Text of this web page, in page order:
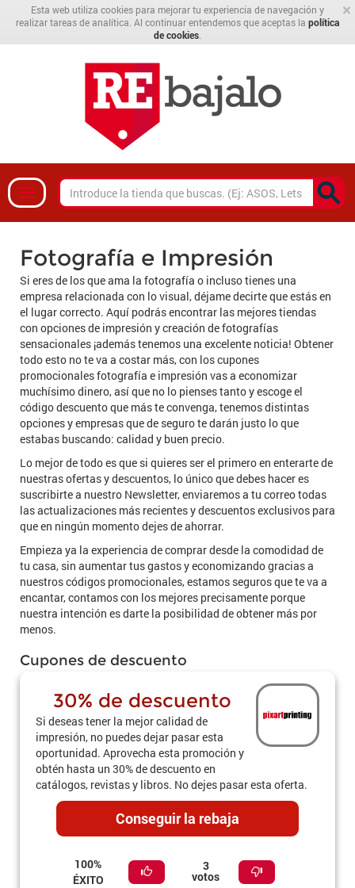
×
Esta web utiliza cookies para mejorar tu experiencia de navegación y
realizar tareas de analítica. Al continuar entendemos que aceptas la política
de cookies
Fotografía e Impresión
Si eres de los que ama la fotografía o incluso tienes una
empresa relacionada con lo visual, déjame decirte que estás en
el lugar correcto. Aquí podrás encontrar las mejores tiendas
con opciones de impresión y creación de fotografías
sensacionales ¡además tenemos una excelente noticia! Obtener
todo esto no te va a costar más, con los cupones
promocionales fotografía e impresión vas a economizar
muchísimo dinero, así que no lo pienses tanto y escoge el
código descuento que más te convenga, tenemos distintas
opciones y empresas que de seguro te darán justo lo que
estabas buscando: calidad y buen precio.
Lo mejor de todo es que si quieres ser el primero en enterarte de
nuestras ofertas y descuentos, lo único que debes hacer es
suscribirte a nuestro Newsletter, enviaremos a tu correo todas
las actualizaciones más recientes y descuentos exclusivos para
que en ningún momento dejes de ahorrar.
Empieza ya la experiencia de comprar desde la comodidad de
tu casa, sin aumentar tus gastos y economizando gracias a
nuestros códigos promocionales, estamos seguros que te va a
encantar, contamos con los mejores precisamente porque
nuestra intención es darte la posibilidad de obtener más por
menos.
Cupones de descuento
30% de descuento
Si deseas tener la mejor calidad de
impresión, no puedes dejar pasar esta
oportunidad. Aprovecha esta promoción y
obtén hasta un 30% de descuento en
catálogos, revistas y libros. No dejes pasar esta oferta.
Conseguir la rebaja
100%
ÉXITO
3
votos